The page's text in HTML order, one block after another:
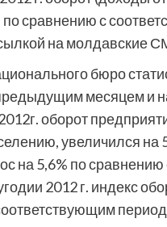
по сравнению с
на молдавские
бюро
месяцем и
оборот
увеличился на
на 5,6% по
2012 г. индекс